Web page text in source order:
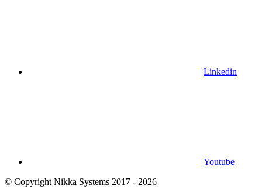
Linkedin
Youtube
© Copyright Nikka Systems 2017 - 2026